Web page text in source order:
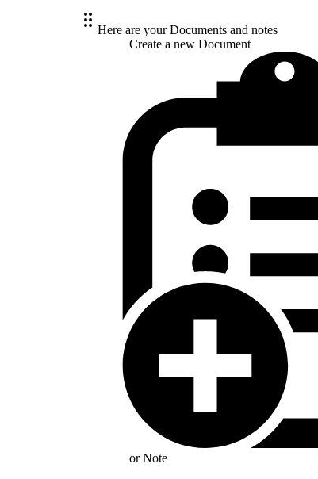
Here are your Documents and notes
Create a new Document
orNote